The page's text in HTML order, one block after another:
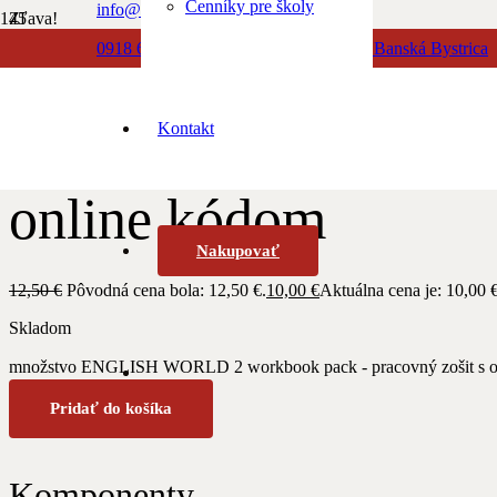
info@albionbooks.sk
0918 603 500 Dolná 23, 974 01 Banská Bystrica
Cenníky pre školy
Kontakt
Nakupovať
Zľava!
Anglický jazyk / ENGLISH WORLD 2 workbook pack –
ENGLISH WORLD
online kódom
12,50€ Pôvodná cena bola: 12,50 €.10,00 €Aktuálna cena je: 10,00
Skladom
množstvo ENGLISH WORLD 2 workbook pack - pracovný zošit s
Pridať do košíka